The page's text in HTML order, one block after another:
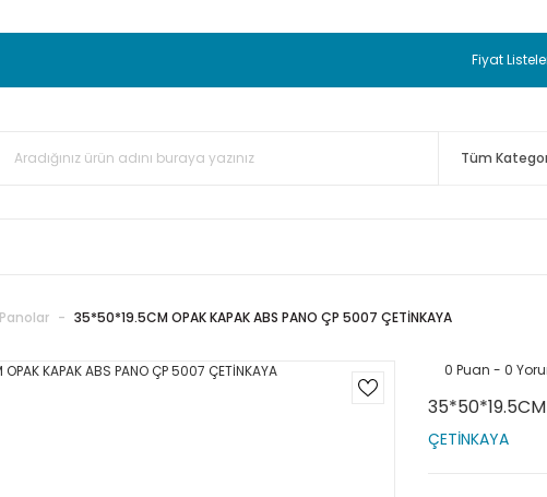
BEDAVATC Standart Bayonet J Tip Termokupul Ürünlerinde
TC Standart Bayonet J Tip
Fiyat
35*50*19.5CM OPAK KAPAK ABS PANO ÇP 5007 ÇETİNKAYA
0 Puan - 0
ÇETİNKAYA